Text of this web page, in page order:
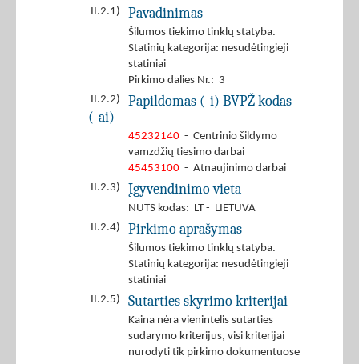
II.2.1) Pavadinimas
Šilumos tiekimo tinklų statyba.
Statinių kategorija: nesudėtingieji
statiniai
Pirkimo dalies Nr.: 3
II.2.2)
Papildomas (-i) BVPŽ kodas
(-ai)
45232140 - Centrinio šildymo
vamzdžių tiesimo darbai
45453100 - Atnaujinimo darbai
II.2.3)
Įgyvendinimo vieta
NUTS kodas: LT - LIETUVA
II.2.4)
Pirkimo aprašymas
Šilumos tiekimo tinklų statyba.
Statinių kategorija: nesudėtingieji
statiniai
II.2.5)
Sutarties skyrimo kriterijai
Kaina nėra vienintelis sutarties
sudarymo kriterijus, visi kriterijai
nurodyti tik pirkimo dokumentuose